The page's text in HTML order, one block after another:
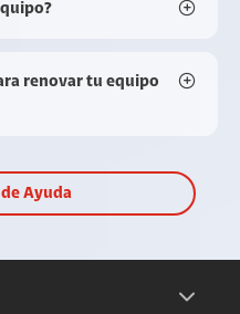
renovar tu equipo
de Ayuda